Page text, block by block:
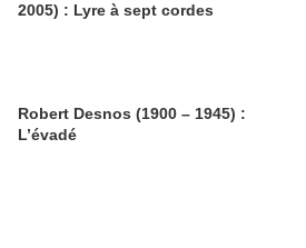
2005) : Lyre à sept cordes
Robert Desnos (1900 – 1945) :
L’évadé